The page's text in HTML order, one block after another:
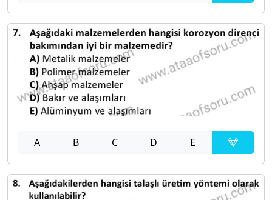
A B C D E